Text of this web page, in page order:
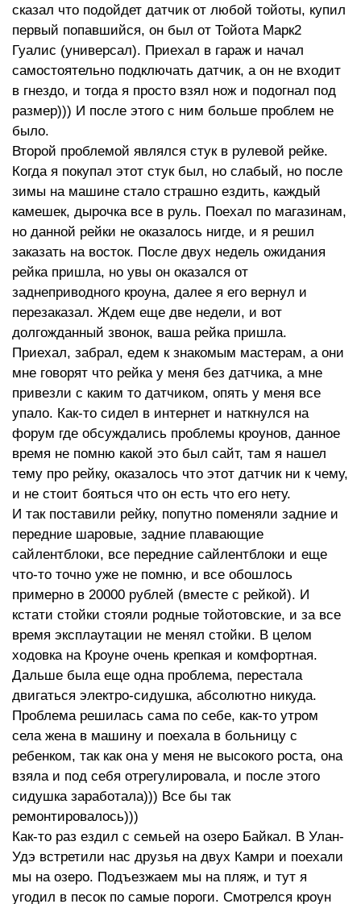
сказал что подойдет датчик от любой тойоты, купил
первый попавшийся, он был от Тойота Марк2
Гуалис (универсал). Приехал в гараж и начал
самостоятельно подключать датчик, а он не входит
в гнездо, и тогда я просто взял нож и подогнал под
размер))) И после этого с ним больше проблем не
было.
Второй проблемой являлся стук в рулевой рейке.
Когда я покупал этот стук был, но слабый, но после
зимы на машине стало страшно ездить, каждый
камешек, дырочка все в руль. Поехал по магазинам,
но данной рейки не оказалось нигде, и я решил
заказать на восток. После двух недель ожидания
рейка пришла, но увы он оказался от
заднеприводного кроуна, далее я его вернул и
перезаказал. Ждем еще две недели, и вот
долгожданный звонок, ваша рейка пришла.
Приехал, забрал, едем к знакомым мастерам, а они
мне говорят что рейка у меня без датчика, а мне
привезли с каким то датчиком, опять у меня все
упало. Как-то сидел в интернет и наткнулся на
форум где обсуждались проблемы кроунов, данное
время не помню какой это был сайт, там я нашел
тему про рейку, оказалось что этот датчик ни к чему,
и не стоит бояться что он есть что его нету.
И так поставили рейку, попутно поменяли задние и
передние шаровые, задние плавающие
сайлентблоки, все передние сайлентблоки и еще
что-то точно уже не помню, и все обошлось
примерно в 20000 рублей (вместе с рейкой). И
кстати стойки стояли родные тойотовские, и за все
время эксплаутации не менял стойки. В целом
ходовка на Кроуне очень крепкая и комфортная.
Дальше была еще одна проблема, перестала
двигаться электро-сидушка, абсолютно никуда.
Проблема решилась сама по себе, как-то утром
села жена в машину и поехала в больницу с
ребенком, так как она у меня не высокого роста, она
взяла и под себя отрегулировала, и после этого
сидушка заработала))) Все бы так
ремонтировалось)))
Как-то раз ездил с семьей на озеро Байкал. В Улан-
Удэ встретили нас друзья на двух Камри и поехали
мы на озеро. Подъезжаем мы на пляж, и тут я
угодил в песок по самые пороги. Смотрелся кроун